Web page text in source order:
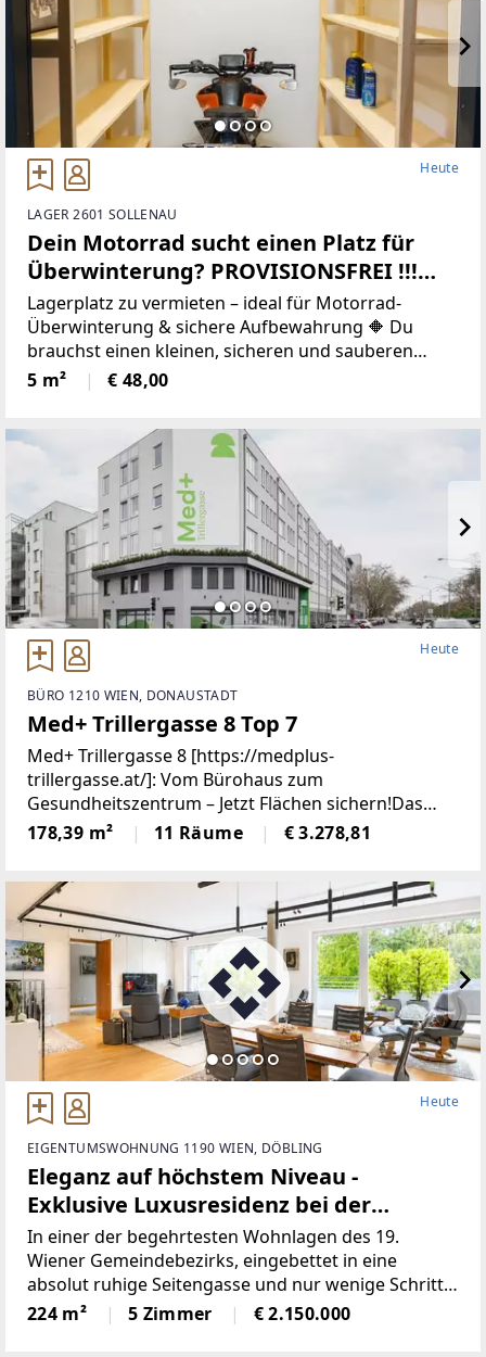
Heute
LAGER 2601 SOLLENAU
Dein Motorrad sucht einen Platz für
Überwinterung? PROVISIONSFREI !!!
Selfstorage, Kleinlager in Sollenau ab
5m²
Lagerplatz zu vermieten – ideal für Motorrad-
Überwinterung & sichere Aufbewahrung 🔶 Du
brauchst einen kleinen, sicheren und sauberen
Lagerplatz, um Dinge unterzustellen, die du
momentan nicht brauchst – aber auf keinen Fall
5 m² € 48,00
Heute
BÜRO 1210 WIEN, DONAUSTADT
Med+ Trillergasse 8 Top 7
Med+ Trillergasse 8 [https://medplus-
trillergasse.at/]: Vom Bürohaus zum
Gesundheitszentrum – Jetzt Flächen sichern!Das
Gebäude in der Trillergasse 8, 1210 Wien, wurde
umfassend modernisiert und vom ehemaligen
178,39 m² 11 Räume € 3.278,81
Heute
EIGENTUMSWOHNUNG 1190 WIEN, DÖBLING
Eleganz auf höchstem Niveau -
Exklusive Luxusresidenz bei der
American International School, Neustift
am Walde
In einer der begehrtesten Wohnlagen des 19.
Wiener Gemeindebezirks, eingebettet in eine
absolut ruhige Seitengasse und nur wenige Schritte
von der American International School entfernt,
präsentiert sich diese außergewöhnliche
224 m² 5 Zimmer € 2.150.000